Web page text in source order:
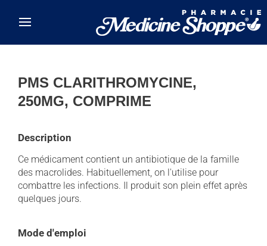
PMS CLARITHROMYCINE,
250MG, COMPRIME
Description
Ce médicament contient un antibiotique de la famille
des macrolides. Habituellement, on l'utilise pour
combattre les infections. Il produit son plein effet après
quelques jours.
Mode d'emploi